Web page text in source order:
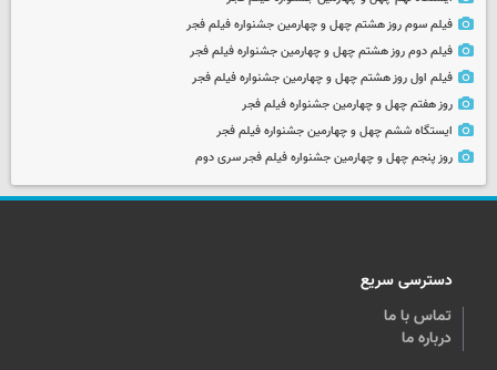
فیلم سوم روز هشتم چهل و چهارمین جشنواره فیلم فجر
فیلم دوم روز هشتم چهل و چهارمین جشنواره فیلم فجر
فیلم اول روز هشتم چهل و چهارمین جشنواره فیلم فجر
روز هفتم چهل و چهارمین جشنواره فیلم فجر
ایستگاه ششم چهل و چهارمین جشنواره فیلم فجر
روز پنجم چهل و چهارمین جشنواره فیلم فجر سری دوم
دسترسی سریع
تماس با ما
درباره ما